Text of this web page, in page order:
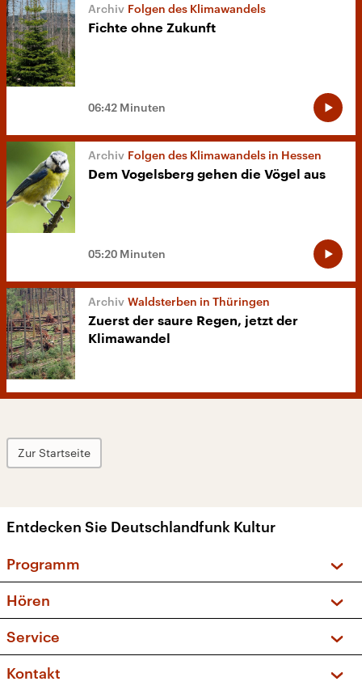
Folgen des Klimawandels
Fichte ohne Zukunft
06:42 Minuten
Folgen des Klimawandels in Hessen
Dem Vogelsberg gehen die Vögel aus
05:20 Minuten
Waldsterben in Thüringen
Zuerst der saure Regen, jetzt der
Klimawandel
Zur Startseite
Entdecken Sie Deutschlandfunk Kultur
Programm
Sendungen und Podcasts
Musikliste
Kakadu – Das Kinderprogramm
Hören
Frequenzen (UKW + DAB+)
Service
FAQ
Kontakt